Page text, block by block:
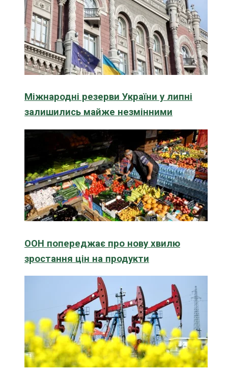
Міжнародні резерви України у липні
залишились майже незмінними
ООН попереджає про нову хвилю
зростання цін на продукти